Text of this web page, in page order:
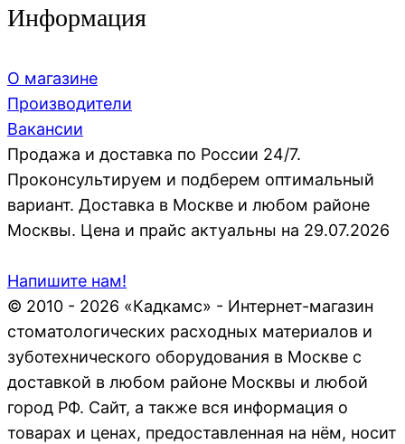
Информация
О магазине
Производители
Вакансии
Продажа и доставка по России 24/7.
Проконсультируем и подберем оптимальный
вариант. Доставка в Москве и любом районе
Москвы. Цена и прайс актуальны на 29.07.2026
Напишите нам!
© 2010 - 2026 «Кадкамс» - Интернет-магазин
стоматологических расходных материалов и
зуботехнического оборудования в Москве с
доставкой в любом районе Москвы и любой
город РФ. Сайт, а также вся информация о
товарах и ценах, предоставленная на нём, носит